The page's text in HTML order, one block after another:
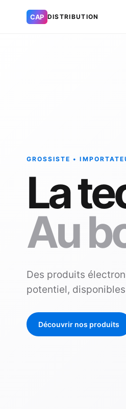
CAP DISTRIBUTION
GROSSISTE •
La
Au
Des produits
potentiel,
Découvrir nos produits